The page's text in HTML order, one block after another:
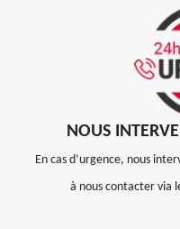
NOUS
En cas d’urgence, nous
à nous contacter via